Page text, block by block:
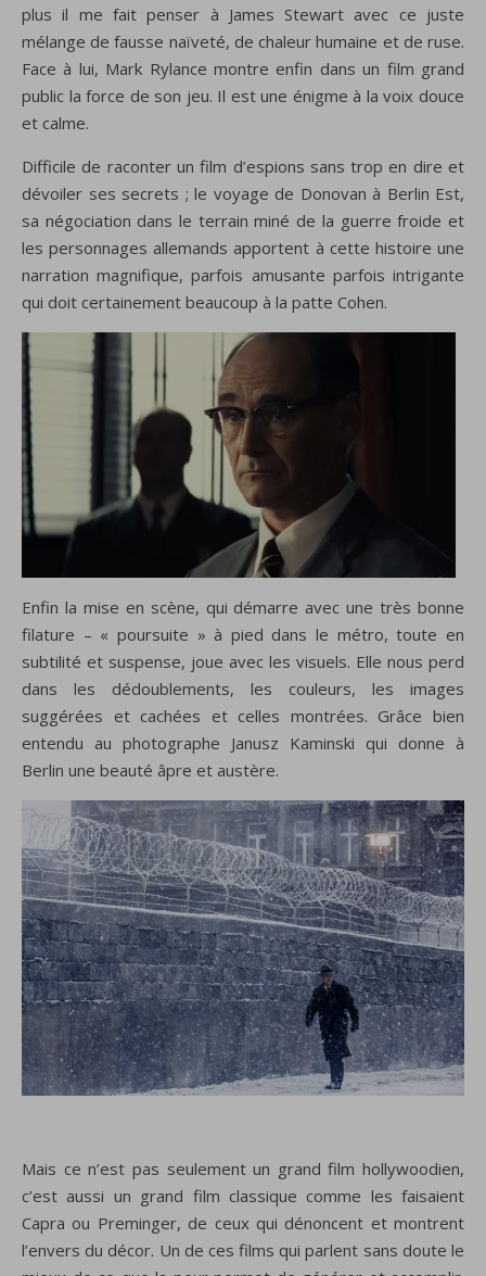
plus il me fait penser à James Stewart avec ce juste
mélange de fausse naïveté, de chaleur humaine et de ruse.
Face à lui, Mark Rylance montre enfin dans un film grand
public la force de son jeu. Il est une énigme à la voix douce
et calme.
Difficile de raconter un film d’espions sans trop en dire et
dévoiler ses secrets ; le voyage de Donovan à Berlin Est,
sa négociation dans le terrain miné de la guerre froide et
les personnages allemands apportent à cette histoire une
narration magnifique, parfois amusante parfois intrigante
qui doit certainement beaucoup à la patte Cohen.
Enfin la mise en scène, qui démarre avec une très bonne
filature – « poursuite » à pied dans le métro, toute en
subtilité et suspense, joue avec les visuels. Elle nous perd
dans les dédoublements, les couleurs, les images
suggérées et cachées et celles montrées. Grâce bien
entendu au photographe Janusz Kaminski qui donne à
Berlin une beauté âpre et austère.
Mais ce n’est pas seulement un grand film hollywoodien,
c’est aussi un grand film classique comme les faisaient
Capra ou Preminger, de ceux qui dénoncent et montrent
l’envers du décor. Un de ces films qui parlent sans doute le